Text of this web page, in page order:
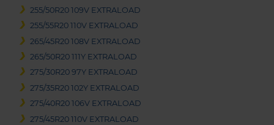
255/50R20 109V EXTRALOAD
255/55R20 110V EXTRALOAD
265/45R20 108V EXTRALOAD
265/50R20 111Y EXTRALOAD
275/30R20 97Y EXTRALOAD
275/35R20 102Y EXTRALOAD
275/40R20 106V EXTRALOAD
275/45R20 110V EXTRALOAD